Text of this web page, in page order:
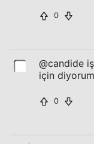
0
@candide
için
0